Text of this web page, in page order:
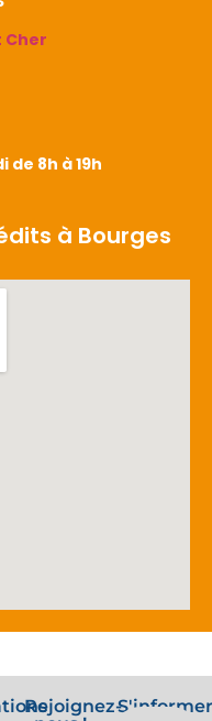
de 8h à 19h
à Bourges
Rejoignez-